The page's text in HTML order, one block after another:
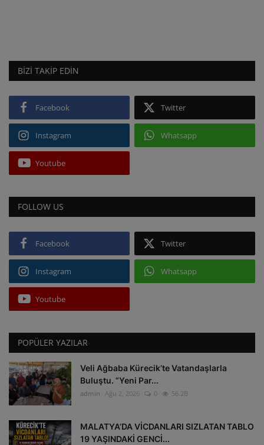
BIZI TAKIP EDIN
Facebook Twitter
Instagram Whatsapp
Youtube
FOLLOW US
Facebook Twitter
Instagram Whatsapp
Youtube
POPÜLER YAZILAR
Veli Ağbaba Kürecik’te Vatandaşlarla
Buluştu. “Yeni Par...
admin Ağu 2, 2026 0 56.2B
MALATYA’DA VİCDANLARI SIZLATAN TABLO
19 YAŞINDAKİ GENCİ...